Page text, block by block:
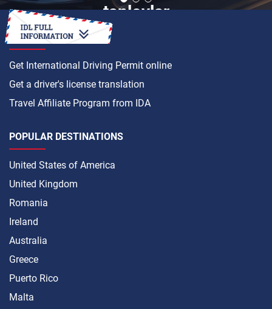
tanlovlar
HOW TO
Get International Driving Permit online
Get a driver's license translation
Travel Affiliate Program from IDA
POPULAR DESTINATIONS
United States of America
United Kingdom
Romania
Ireland
Australia
Greece
Puerto Rico
Malta